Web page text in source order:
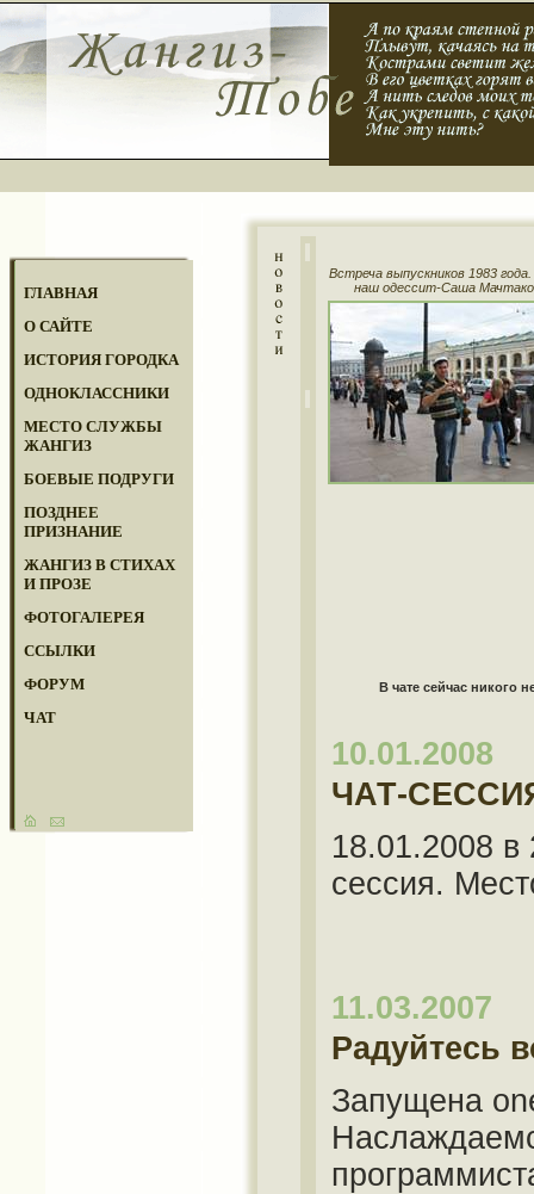
ГЛАВНАЯ
О САЙТЕ
ИСТОРИЯ ГОРОДКА
ОДНОКЛАССНИКИ
МЕСТО СЛУЖБЫ
ЖАНГИЗ
БОЕВЫЕ ПОДРУГИ
ПОЗДНЕЕ
ПРИЗНАНИЕ
ЖАНГИЗ В СТИХАХ
И ПРОЗЕ
ФОТОГАЛЕРЕЯ
ССЫЛКИ
ФОРУМ
ЧАТ
Встреча выпускников 1983
наш одессит-Саша
В чате сейчас никого
10.01.2008
ЧАТ-
18.01.2008 в
сессия.
11.03.2007
Радуйтесь
Запущена